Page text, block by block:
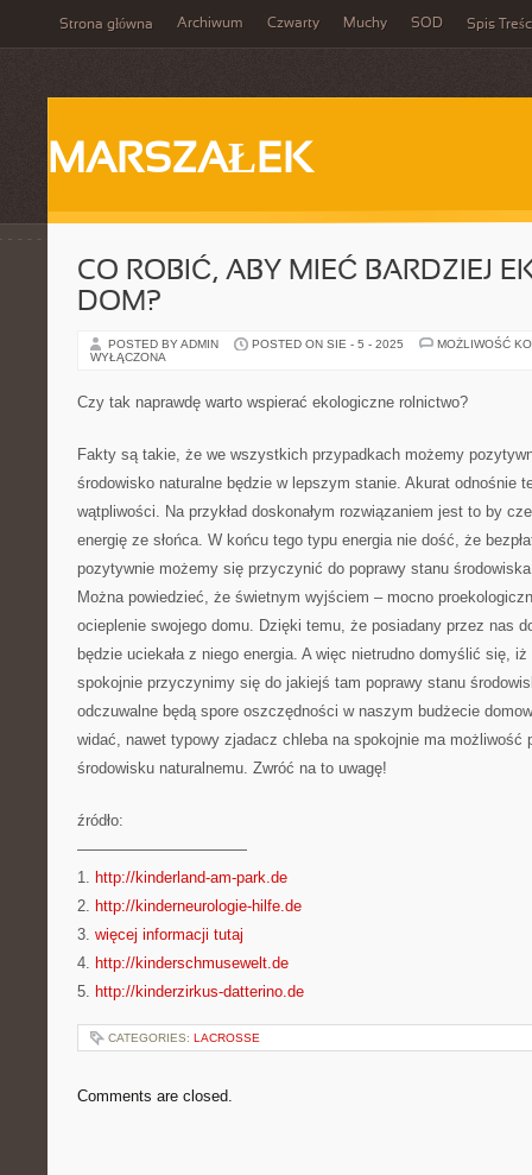
Strona główna Archiwum Czwarty Muchy SOD Spis
MARSZAŁEK
CO ROBIĆ, ABY MIEĆ BARDZIEJ
DOM?
POSTED BY ADMIN POSTED ON SIE - 5 - 2025
MOŻLIWOŚĆ
WYŁĄCZONA
Czy tak naprawdę warto wspierać ekologiczne rolnictwo?
Fakty są takie, że we wszystkich przypadkach możemy
środowisko naturalne będzie w lepszym stanie. Akurat odnośnie
wątpliwości. Na przykład doskonałym rozwiązaniem jest to by
energię ze słońca. W końcu tego typu energia nie dość, że
pozytywnie możemy się przyczynić do poprawy stanu
Można powiedzieć, że świetnym wyjściem – mocno
ocieplenie swojego domu. Dzięki temu, że posiadany przez nas
będzie uciekała z niego energia. A więc nietrudno domyślić się, iż
spokojnie przyczynimy się do jakiejś tam poprawy stanu
odczuwalne będą spore oszczędności w naszym budżecie
widać, nawet typowy zjadacz chleba na spokojnie ma możliwość
środowisku naturalnemu. Zwróć na to uwagę!
źródło:
———————————
1. http://kinderland-am-park.de
2. http://kinderneurologie-hilfe.de
3. więcej informacji tutaj
4. http://kinderschmusewelt.de
5. http://kinderzirkus-datterino.de
CATEGORIES: LACROSSE
Comments are closed.